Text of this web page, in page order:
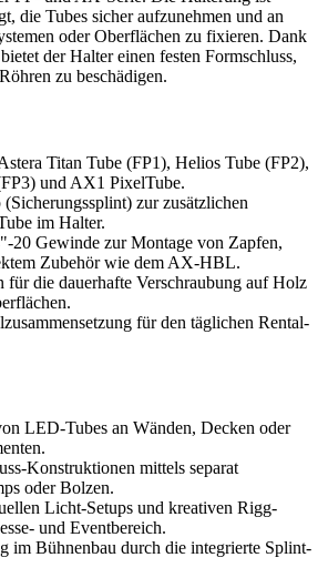
die Tubes sicher aufzunehmen und an
oder Oberflächen zu fixieren. Dank
der Halter einen festen Formschluss,
zu beschädigen.
Titan Tube (FP1), Helios Tube (FP2),
und AX1 PixelTube.
zur zusätzlichen
im Halter.
20 Gewinde zur Montage von Zapfen,
Zubehör wie dem AX-HBL.
für die dauerhafte Verschraubung auf Holz
für den täglichen Rental-
LED-Tubes an Wänden, Decken oder
Konstruktionen mittels separat
oder Bolzen.
Licht-Setups und kreativen Rigg-
und Eventbereich.
im Bühnenbau durch die integrierte Splint-